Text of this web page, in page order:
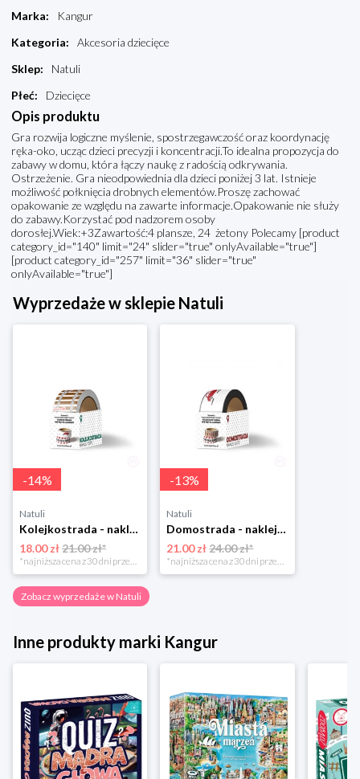
Marka:
Kangur
Kategoria:
Akcesoria dziecięce
Sklep:
Natuli
Płeć: Dziecięce
Opis produktu
Gra rozwija logiczne myślenie, spostrzegawczość oraz koordynację
ręka-oko, ucząc dzieci precyzji i koncentracji.To idealna propozycja do
zabawy w domu, która łączy naukę z radością odkrywania.
Ostrzeżenie. Gra nieodpowiednia dla dzieci poniżej 3 lat. Istnieje
możliwość połknięcia drobnych elementów.Proszę zachować
opakowanie ze względu na zawarte informacje.Opakowanie nie służy
do zabawy.Korzystać pod nadzorem osoby
dorosłej.Wiek:+3Zawartość:4 plansze, 24 żetony Polecamy [product
category_id="140" limit="24" slider="true" onlyAvailable="true"]
[product category_id="257" limit="36" slider="true"
onlyAvailable="true"]
Wyprzedaże w sklepie Natuli
-14%
Natuli
Kolejkostrada - naklejaj tory Zuzutoys
18.00 zł21.00 zł*
*najniższa cena z 30 dni przed obniżką
-13%
Natuli
Domostrada - naklejaj ulice Zuzutoys
21.00 zł 24.00 zł*
*najniższa cena z 30 dni przed obniżką
Zobacz wyprzedaże w Natuli
Inne produkty marki Kangur